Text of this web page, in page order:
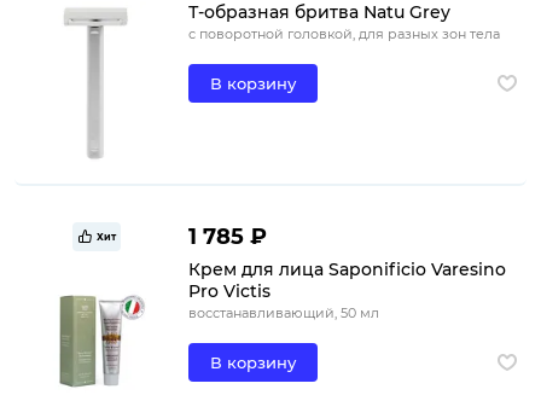
Т-образная бритва Natu Grey
с поворотной головкой, для разных зон тела
В корзину
Хит 1 785 ₽
Крем для лица Saponificio Varesino
Pro Victis
восстанавливающий, 50 мл
В корзину